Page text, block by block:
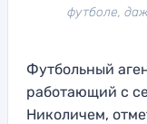
футболе,
Футбольный
работающий с
Николичем,